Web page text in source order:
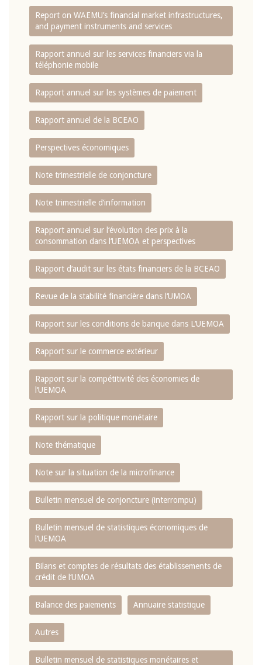
Report on WAEMU’s financial market infrastructures,
and payment instruments and services
Rapport annuel sur les services financiers via la
téléphonie mobile
Rapport annuel sur les systèmes de paiement
Rapport annuel de la BCEAO
Perspectives économiques
Note trimestrielle de conjoncture
Note trimestrielle d‘information
Rapport annuel sur l‘évolution des prix à la
consommation dans l‘UEMOA et perspectives
Rapport d‘audit sur les états financiers de la BCEAO
Revue de la stabilité financière dans l‘UMOA
Rapport sur les conditions de banque dans L‘UEMOA
Rapport sur le commerce extérieur
Rapport sur la compétitivité des économies de
l‘UEMOA
Rapport sur la politique monétaire
Note thématique
Note sur la situation de la microfinance
Bulletin mensuel de conjoncture (interrompu)
Bulletin mensuel de statistiques économiques de
l‘UEMOA
Bilans et comptes de résultats des établissements de
crédit de l‘UMOA
Balance des paiements Annuaire statistique
Autres
Bulletin mensuel de statistiques monétaires et